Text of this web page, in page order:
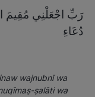
دُعَاءِ
wajnubnī wa
ṣalāti wa